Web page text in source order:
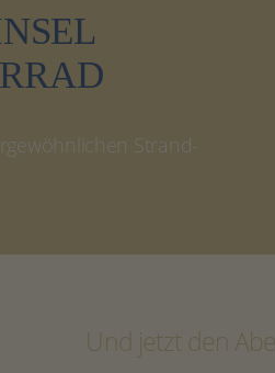
Strand-
Und jetzt den